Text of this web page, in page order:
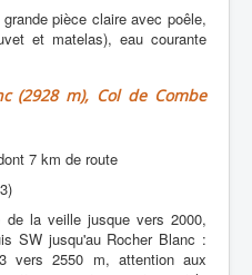
pièce claire avec poêle,
et matelas), eau courante
(2928 m), Col de Combe
7 km de route
de la veille jusque vers 2000,
SW jusqu'au Rocher Blanc :
vers 2550 m, attention aux